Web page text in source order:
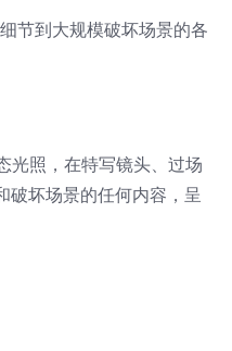
节到大规模破坏场景的各
光照，在特写镜头、过场
破坏场景的任何内容，呈